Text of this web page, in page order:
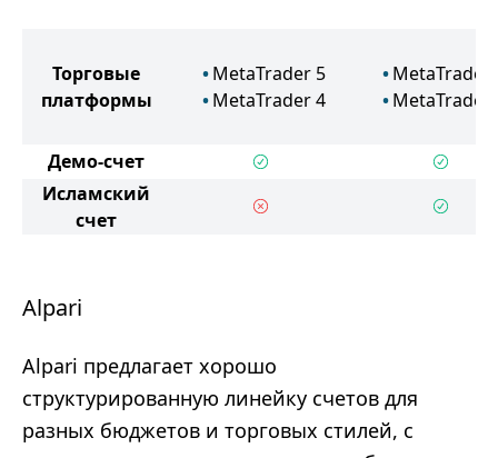
Торговые
платформы
MetaTrader 5
MetaTrader 4
MetaTrader
MetaTrader
Демо-счет
Исламский
счет
Alpari
Alpari предлагает хорошо
структурированную линейку счетов для
разных бюджетов и торговых стилей, с